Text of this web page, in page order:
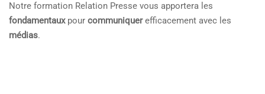
Notre formation Relation Presse vous apportera les
fondamentauxpour communiquerefficacement avec les
médias.